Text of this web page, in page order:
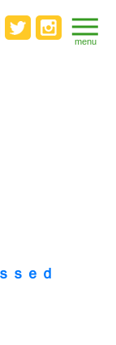
ｓｅｄ